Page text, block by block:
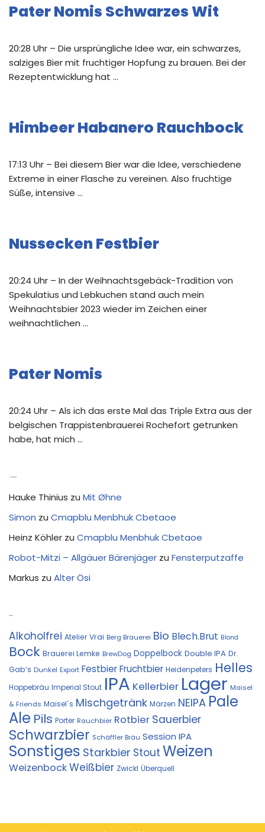
Pater Nomis Schwarzes Wit
20:28 Uhr – Die ursprüngliche Idee war, ein schwarzes,
salziges Bier mit fruchtiger Hopfung zu brauen. Bei der
Rezeptentwicklung hat …
Himbeer Habanero Rauchbock
17:13 Uhr – Bei diesem Bier war die Idee, verschiedene
Extreme in einer Flasche zu vereinen. Also fruchtige
Süße, intensive …
Nussecken Festbier
20:24 Uhr – In der Weihnachtsgebäck-Tradition von
Spekulatius und Lebkuchen stand auch mein
Weihnachtsbier 2023 wieder im Zeichen einer
weihnachtlichen …
Pater Nomis
20:24 Uhr – Als ich das erste Mal das Triple Extra aus der
belgischen Trappistenbrauerei Rochefort getrunken
habe, hat mich …
Hauke Thinius zu Mit Øhne
Simon zu Cmapblu Menbhuk Cbetaoe
Heinz Köhler zu Cmapblu Menbhuk Cbetaoe
Robot-Mitzi – Allgäuer Bärenjäger zu Fensterputzaffe
Markus zu Alter Ösi
Alkoholfrei Atelier Vrai Berg Brauerei Bio Blech.Brut Blond
Bock Brauerei Lemke BrewDog Doppelbock Double IPA Dr.
Gab‘s Dunkel Export FestbierFruchtbier Heidenpeters Helles
Hoppebräu Imperial Stout IPA Kellerbier Lager Maisel
& Friends Maisel´s Mischgetränk Märzen NEIPA Pale
Ale Pils Porter Rauchbier Rotbier Sauerbier
Schwarzbier Schäffler Bräu Session IPA
Sonstiges Starkbier Stout Weizen
WeizenbockWeißbier Zwickl Überquell